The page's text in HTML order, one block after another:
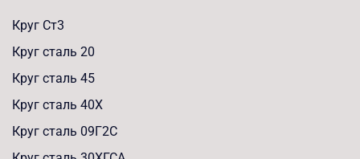
Круг Ст3
Круг сталь 20
Круг сталь 45
Круг сталь 40Х
Круг сталь 09Г2С